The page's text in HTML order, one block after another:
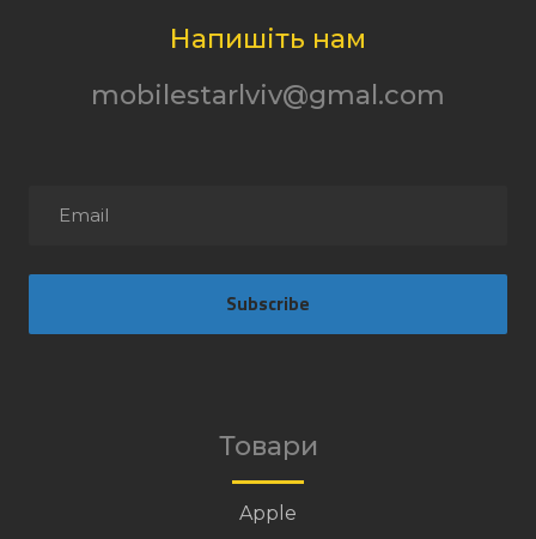
Напишіть нам
mobilestarlviv@gmal.com
Subscribe
Товари
Apple